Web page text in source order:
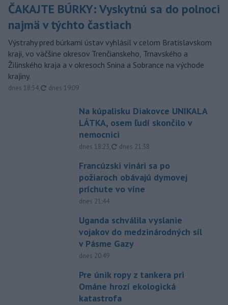
ČAKAJTE BÚRKY: Vyskytnú sa do polnoci
najmä v týchto častiach
Výstrahy pred búrkami ústav vyhlásil v celom Bratislavskom
kraji, vo väčšine okresov Trenčianskeho, Trnavského a
Žilinského kraja a v okresoch Snina a Sobrance na východe
krajiny.
dnes 18:54, aktualizované
dnes 19:09
Na kúpalisku Diakovce UNIKALA
LÁTKA, osem ľudí skončilo v
nemocnici
dnes 18:23, aktualizované
dnes 21:38
Francúzski vinári sa po
požiaroch obávajú dymovej
príchute vo víne
dnes 21:44
Uganda schválila vyslanie
vojakov do medzinárodných síl
v Pásme Gazy
dnes 20:49
Pre únik ropy z tankera pri
Ománe hrozí ekologická
katastrofa